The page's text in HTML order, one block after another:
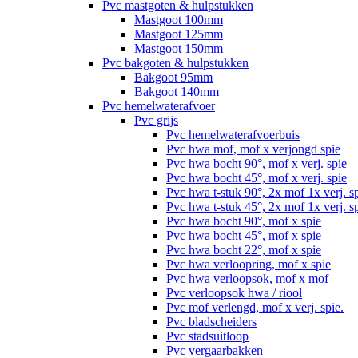
Pvc mastgoten & hulpstukken
Mastgoot 100mm
Mastgoot 125mm
Mastgoot 150mm
Pvc bakgoten & hulpstukken
Bakgoot 95mm
Bakgoot 140mm
Pvc hemelwaterafvoer
Pvc grijs
Pvc hemelwaterafvoerbuis
Pvc hwa mof, mof x verjongd spie
Pvc hwa bocht 90°, mof x verj. spie
Pvc hwa bocht 45°, mof x verj. spie
Pvc hwa t-stuk 90°, 2x mof 1x verj.
Pvc hwa t-stuk 45°, 2x mof 1x verj.
Pvc hwa bocht 90°, mof x spie
Pvc hwa bocht 45°, mof x spie
Pvc hwa bocht 22°, mof x spie
Pvc hwa verloopring, mof x spie
Pvc hwa verloopsok, mof x mof
Pvc verloopsok hwa / riool
Pvc mof verlengd, mof x verj. spie.
Pvc bladscheiders
Pvc stadsuitloop
Pvc vergaarbakken